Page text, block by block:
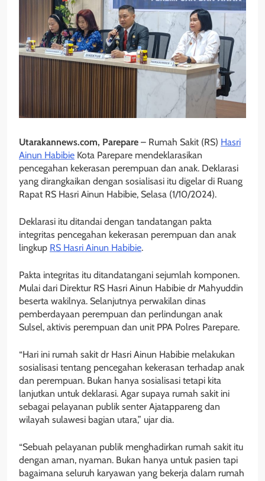
Utarakannews.com, Parepare – Rumah Sakit (RS) Hasri
Ainun Habibie Kota Parepare mendeklarasikan
pencegahan kekerasan perempuan dan anak. Deklarasi
yang dirangkaikan dengan sosialisasi itu digelar di Ruang
Rapat RS Hasri Ainun Habibie, Selasa (1/10/2024).
Deklarasi itu ditandai dengan tandatangan pakta
integritas pencegahan kekerasan perempuan dan anak
lingkup RS Hasri Ainun Habibie.
Pakta integritas itu ditandatangani sejumlah komponen.
Mulai dari Direktur RS Hasri Ainun Habibie dr Mahyuddin
beserta wakilnya. Selanjutnya perwakilan dinas
pemberdayaan perempuan dan perlindungan anak
Sulsel, aktivis perempuan dan unit PPA Polres Parepare.
“Hari ini rumah sakit dr Hasri Ainun Habibie melakukan
sosialisasi tentang pencegahan kekerasan terhadap anak
dan perempuan. Bukan hanya sosialisasi tetapi kita
lanjutkan untuk deklarasi. Agar supaya rumah sakit ini
sebagai pelayanan publik senter Ajatappareng dan
wilayah sulawesi bagian utara,” ujar dia.
“Sebuah pelayanan publik menghadirkan rumah sakit itu
dengan aman, nyaman. Bukan hanya untuk pasien tapi
bagaimana seluruh karyawan yang bekerja dalam rumah